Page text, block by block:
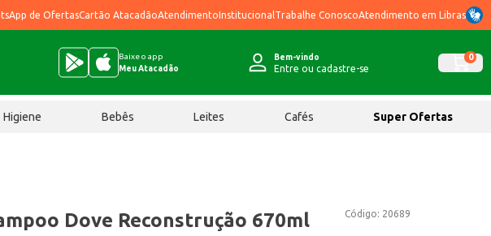
de OfertasCartão AtacadãoAtendimentoInstitucional Trabalhe ConoscoAtendimento em Libras
Baixe o app
Meu Atacadão
Bem-vindo
Entre ou cadastre-se
0
Higiene Bebês Leites Cafés Super Ofertas
Código: 20689
Dove Reconstrução 670ml